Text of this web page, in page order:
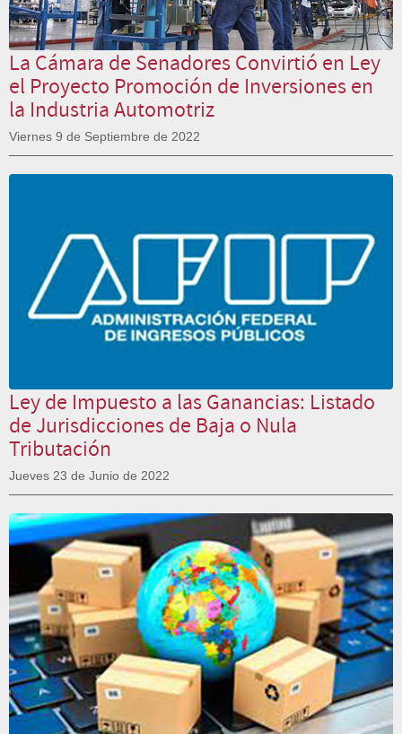
La Cámara de Senadores Convirtió en Ley
el Proyecto Promoción de Inversiones en
la Industria Automotriz
Viernes 9 de Septiembre de 2022
Ley de Impuesto a las Ganancias: Listado
de Jurisdicciones de Baja o Nula
Tributación
Jueves 23 de Junio de 2022